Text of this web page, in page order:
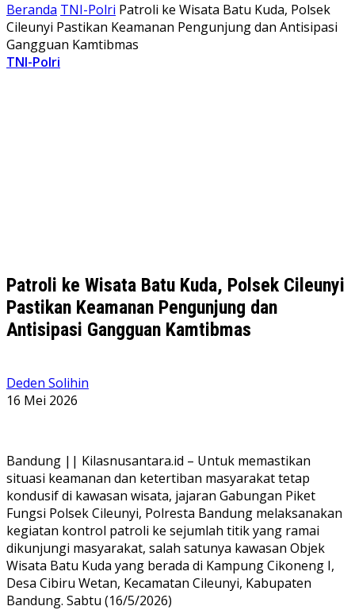
Beranda TNI-Polri Patroli ke Wisata Batu Kuda, Polsek
Cileunyi Pastikan Keamanan Pengunjung dan Antisipasi
Gangguan Kamtibmas
TNI-Polri
Patroli ke Wisata Batu Kuda, Polsek Cileunyi
Pastikan Keamanan Pengunjung dan
Antisipasi Gangguan Kamtibmas
Deden Solihin
16 Mei 2026
Bandung || Kilasnusantara.id – Untuk memastikan
situasi keamanan dan ketertiban masyarakat tetap
kondusif di kawasan wisata, jajaran Gabungan Piket
Fungsi Polsek Cileunyi, Polresta Bandung melaksanakan
kegiatan kontrol patroli ke sejumlah titik yang ramai
dikunjungi masyarakat, salah satunya kawasan Objek
Wisata Batu Kuda yang berada di Kampung Cikoneng I,
Desa Cibiru Wetan, Kecamatan Cileunyi, Kabupaten
Bandung. Sabtu (16/5/2026)